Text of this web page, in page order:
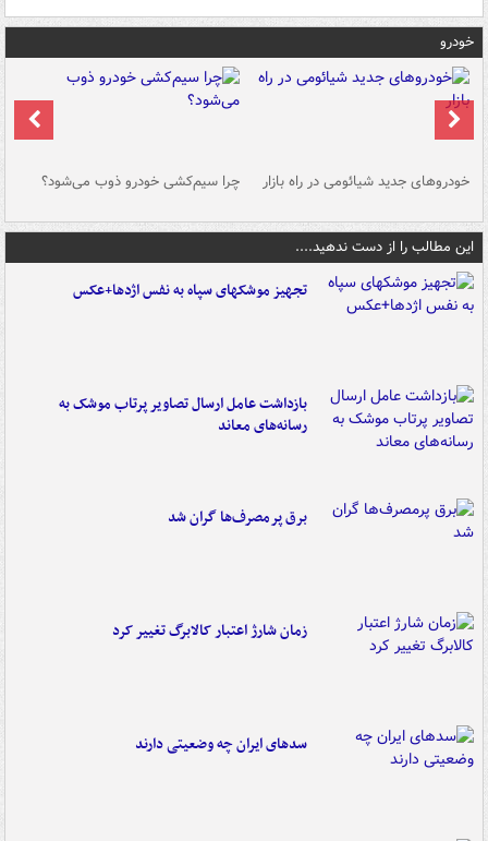
خودرو
خودروهای جدید شیائومی در راه بازار چرا سیم‌کشی خودرو ذوب می‌شود؟
این مطالب را از دست ندهید....
تجهیز موشکهای سپاه به نفس اژدها+عکس
بازداشت عامل ارسال تصاویر پرتاب موشک به
رسانه‌های معاند
برق پرمصرف‌ها گران شد
زمان شارژ اعتبار کالابرگ تغییر کرد
سدهای ایران چه وضعیتی دارند